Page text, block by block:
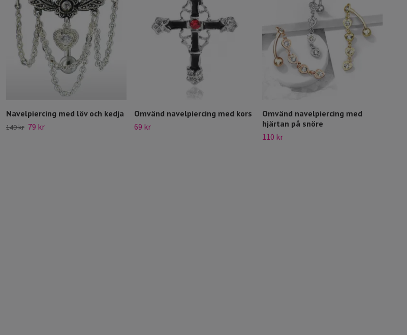
Navelpiercing med löv och kedja
149 kr 79 kr
Omvänd navelpiercing med kors
69 kr
Omvänd navelpiercing med
hjärtan på snöre
110 kr